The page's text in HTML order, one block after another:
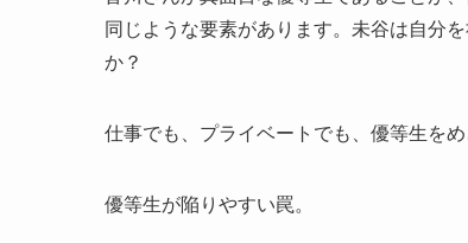
同じような要素があります。未谷は自分
か？
仕事でも、プライベートでも、優等生を
優等生が陥りやすい罠。